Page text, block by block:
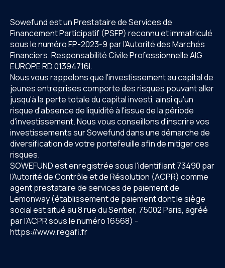
Sowefund est un Prestataire de Services de
Financement Participatif (PSFP) reconnu et immatriculé
sous le numéro FP-2023-9 par l’Autorité des Marchés
Financiers. Responsabilité Civile Professionnelle AIG
EUROPE RD 01394716I.
Nous vous rappelons que l'investissement au capital de
jeunes entreprises comporte des risques pouvant aller
jusqu'à la perte totale du capital investi, ainsi qu'un
risque d'absence de liquidité à l'issue de la période
d'investissement. Nous vous conseillons d'inscrire vos
investissements sur Sowefund dans une démarche de
diversification de votre portefeuille afin de mitiger ces
risques.
SOWEFUND est enregistrée sous l'identifiant 73490 par
l’Autorité de Contrôle et de Résolution (ACPR) comme
agent prestataire de services de paiement de
Lemonway (établissement de paiement dont le siège
social est situé au 8 rue du Sentier, 75002 Paris, agréé
par l’ACPR sous le numéro 16568) -
https://www.regafi.fr